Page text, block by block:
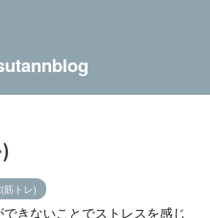
筋トレ)
きないことでストレスを感じ